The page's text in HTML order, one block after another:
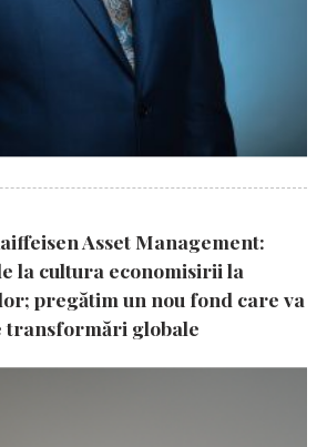
Asset Management:
la cultura economisirii la
pregătim un nou fond care va
globale